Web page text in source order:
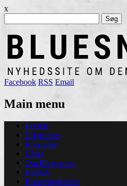
x
efter:
Facebook RSS Email
Main menu
Skip
content
Forside
Udgivelser
Koncerter
Links
Om Bluesnews
English
Koncertkalender